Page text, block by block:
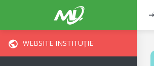
WEBSITE INSTITUȚIE